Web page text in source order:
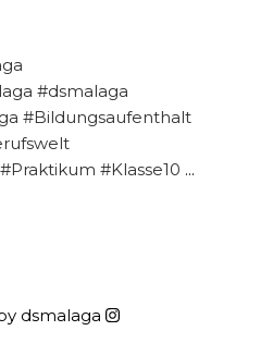
#dsmalaga
#Bildungsaufenthalt
#Klasse10 ...
dsmalaga